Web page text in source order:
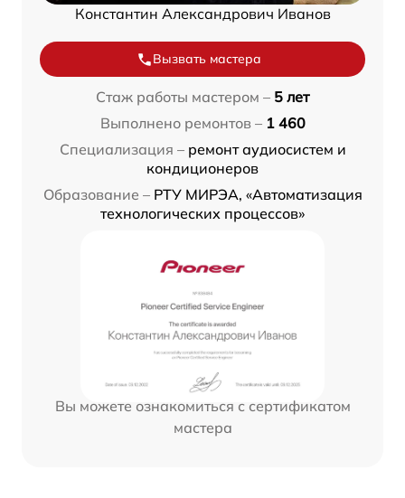
Константин Александрович Иванов
Вызвать мастера
Стаж работы мастером – 5 лет
Выполнено ремонтов – 1 460
Специализация – ремонт аудиосистем и
кондиционеров
Образование – РТУ МИРЭА, «Автоматизация
технологических процессов»
Вы можете ознакомиться с сертификатом
мастера